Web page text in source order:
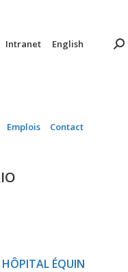
Intranet English
Emplois Contact
HÔPITAL ÉQUIN